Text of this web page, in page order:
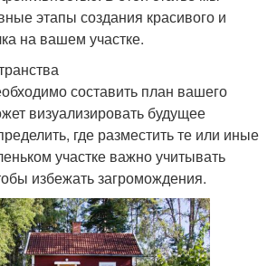
этапы создания красивого и
на вашем участке.
составить план вашего
визуализировать будущее
где разместить те или иные
участке важно учитывать
избежать загромождения.